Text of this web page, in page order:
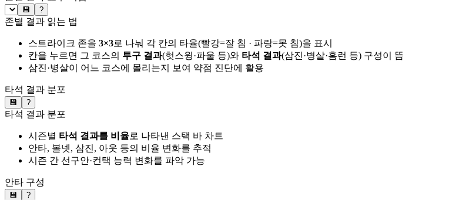
💾 ?
존별 결과 읽는 법
스트라이크 존을 3×3로 나눠 각 칸의 타율(빨강=잘 침 · 파랑=못 침)을 표시
칸을 누르면 그 코스의 투구 결과(헛스윙·파울 등)와 타석 결과(삼진·병살·홈런 등) 구성이 뜸
삼진·병살이 어느 코스에 몰리는지 보여 약점 진단에 활용
타석 결과 분포
💾 ?
타석 결과 분포
시즌별 타석 결과를 비율로 나타낸 스택 바 차트
안타, 볼넷, 삼진, 아웃 등의 비율 변화를 추적
시즌 간 선구안·컨택 능력 변화를 파악 가능
안타 구성
💾 ?